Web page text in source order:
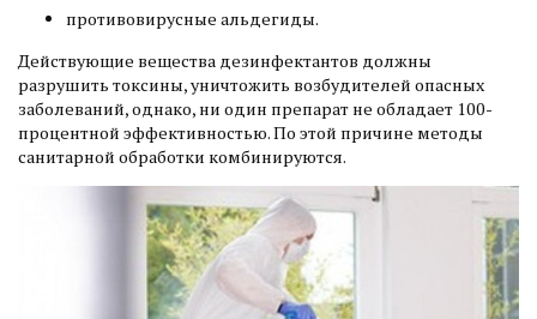
противовирусные альдегиды.
Действующие вещества дезинфектантов должны
разрушить токсины, уничтожить возбудителей опасных
заболеваний, однако, ни один препарат не обладает 100-
процентной эффективностью. По этой причине методы
санитарной обработки комбинируются.